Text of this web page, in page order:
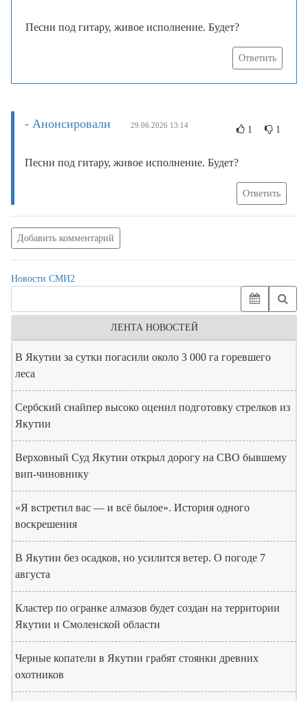
Песни под гитару, живое исполнение. Будет?
Ответить
- Анонсировали 29.06.2026 13:14 1 1
Песни под гитару, живое исполнение. Будет?
Ответить
Добавить комментарий
Новости СМИ2
ЛЕНТА НОВОСТЕЙ
В Якутии за сутки погасили около 3 000 га горевшего
леса
Сербский снайпер высоко оценил подготовку стрелков из
Якутии
Верховный Суд Якутии открыл дорогу на СВО бывшему
вип-чиновнику
«Я встретил вас — и всё былое». История одного
воскрешения
В Якутии без осадков, но усилится ветер. О погоде 7
августа
Кластер по огранке алмазов будет создан на территории
Якутии и Смоленской области
Черные копатели в Якутии грабят стоянки древних
охотников